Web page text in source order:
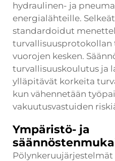
hydraulinen- ja
energialähteille.
standardoidut
turvallisuusprotokollan
vuorojen kesken.
turvallisuuskoulutus ja
ylläpitävät korkeita
kun vähennetään
vakuutusvastuiden
Ympäristö- ja
Pölynkeruujärjestelmät